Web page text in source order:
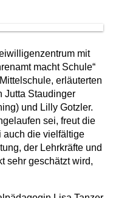
mit
macht Schule“
erläuterten
Jutta Staudinger
und Lilly Gotzler.
sei, freut die
auch die vielfältige
der Lehrkräfte und
sehr geschätzt wird,